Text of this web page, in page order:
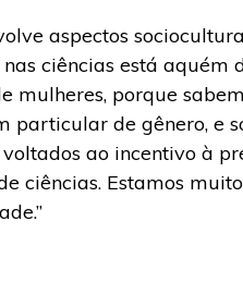
aspectos
ciências está aquém
mulheres, porque
particular de gênero, e
ao incentivo à
ciências. Estamos